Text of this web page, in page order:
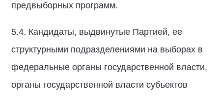
предвыборных программ.
5.4. Кандидаты, выдвинутые Партией, ее
структурными подразделениями на выборах в
федеральные органы государственной власти,
органы государственной власти субъектов